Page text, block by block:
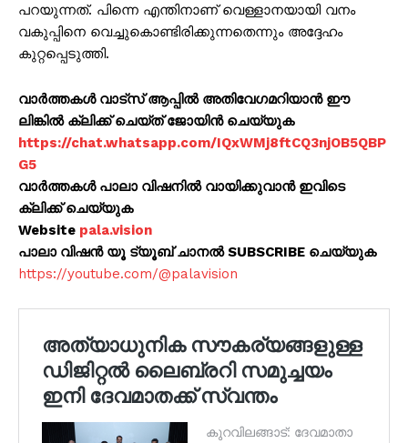
പറയുന്നത്. പിന്നെ എന്തിനാണ് വെള്ളാനയായി വനം
വകുപ്പിനെ വെച്ചുകൊണ്ടിരിക്കുന്നതെന്നും അദ്ദേഹം
കുറ്റപ്പെടുത്തി.
വാർത്തകൾ വാട്സ് ആപ്പിൽ അതിവേഗമറിയാൻ ഈ
ലിങ്കിൽ ക്ലിക്ക് ചെയ്ത് ജോയിൻ ചെയ്യുക
https://chat.whatsapp.com/IQxWMj8ftCQ3njOB5QBP
G5
വാർത്തകൾ പാലാ വിഷനിൽ വായിക്കുവാൻ ഇവിടെ
ക്ലിക്ക് ചെയ്യുക
Website pala.vision
പാലാ വിഷൻ യൂ ട്യൂബ് ചാനൽ SUBSCRIBE ചെയ്യുക
https://youtube.com/@palavision